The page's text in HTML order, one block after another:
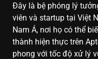
Đây là bệ phóng lý
viên và startup tại Việt
Nam Á, nơi họ có thể
thành hiện thực trên
phong với tốc độ xử lý